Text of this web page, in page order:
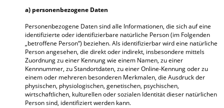
a) personenbezogene Daten
Personenbezogene Daten sind alle Informationen, die sich auf eine
identifizierte oder identifizierbare natürliche Person (im Folgenden
„betroffene Person“) beziehen. Als identifizierbar wird eine natürliche
Person angesehen, die direkt oder indirekt, insbesondere mittels
Zuordnung zu einer Kennung wie einem Namen, zu einer
Kennnummer, zu Standortdaten, zu einer Online-Kennung oder zu
einem oder mehreren besonderen Merkmalen, die Ausdruck der
physischen, physiologischen, genetischen, psychischen,
wirtschaftlichen, kulturellen oder sozialen Identität dieser natürlichen
Person sind, identifiziert werden kann.